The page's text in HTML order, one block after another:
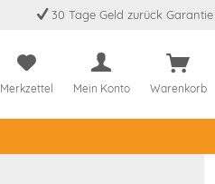
30 Tage Geld zurück Garantie
Merkzettel Mein Konto Warenkorb